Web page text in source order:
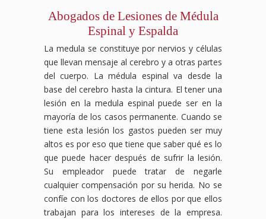
Abogados de Lesiones de Médula
Espinal y Espalda
La medula se constituye por nervios y células
que llevan mensaje al cerebro y a otras partes
del cuerpo. La médula espinal va desde la
base del cerebro hasta la cintura. El tener una
lesión en la medula espinal puede ser en la
mayoría de los casos permanente. Cuando se
tiene esta lesión los gastos pueden ser muy
altos es por eso que tiene que saber qué es lo
que puede hacer después de sufrir la lesión.
Su empleador puede tratar de negarle
cualquier compensación por su herida. No se
confíe con los doctores de ellos por que ellos
trabajan para los intereses de la empresa.